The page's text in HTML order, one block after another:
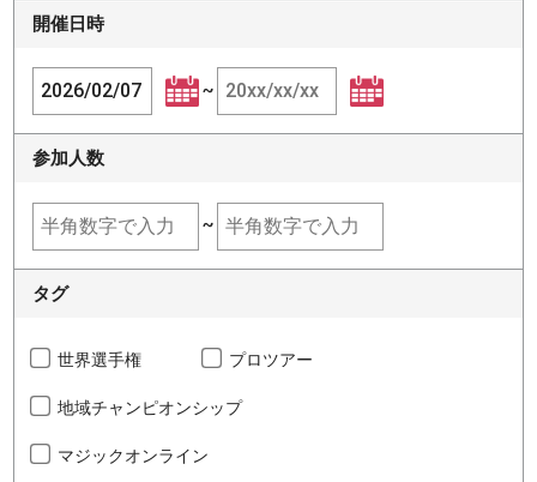
開催日時
~
参加人数
~
タグ
世界選手権 プロツアー
地域チャンピオンシップ
マジックオンライン